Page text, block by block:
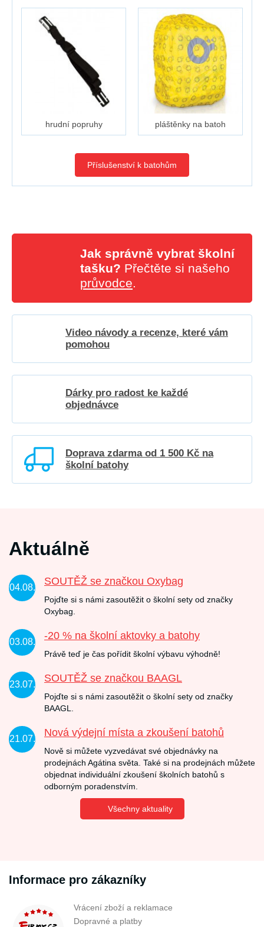
hrudní popruhy pláštěnky na batoh
Příslušenství k batohům
Jak správně vybrat školní
tašku? Přečtěte si našeho
průvodce.
Video návody a recenze, které vám
pomohou
Dárky pro radost ke každé
objednávce
Doprava zdarma od 1 500 Kč na
školní batohy
Aktuálně
04.08.
SOUTĚŽ se značkou Oxybag
Pojďte si s námi zasoutěžit o školní sety od značky
Oxybag.
03.08.
-20 % na školní aktovky a batohy
Právě teď je čas pořídit školní výbavu výhodně!
23.07.
SOUTĚŽ se značkou BAAGL
Pojďte si s námi zasoutěžit o školní sety od značky
BAAGL.
21.07.
Nová výdejní místa a zkoušení batohů
Nově si můžete vyzvedávat své objednávky na
prodejnách Agátina světa. Také si na prodejnách můžete
objednat individuální zkoušení školních batohů s
odborným poradenstvím.
Všechny aktuality
Informace pro zákazníky
Vrácení zboží a reklamace
Dopravné a platby